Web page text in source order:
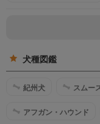
犬種図鑑
紀州犬 スムー
アフガン・ハウンド